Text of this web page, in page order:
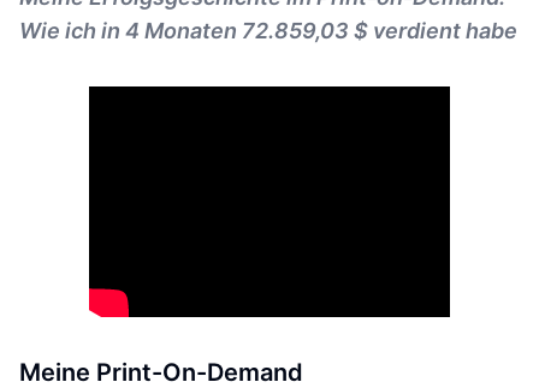
Wie ich in 4 Monaten 72.859,03 $ verdient habe
Meine Print-On-Demand